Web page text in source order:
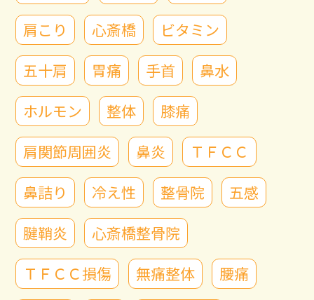
肩こり
心斎橋
ビタミン
五十肩
胃痛 手首
鼻水
ホルモン
整体
膝痛
肩関節周囲炎
鼻炎
ＴＦＣＣ
鼻詰り
冷え性 整骨院
五感
腱鞘炎
心斎橋整骨院
ＴＦＣＣ損傷
無痛整体
腰痛